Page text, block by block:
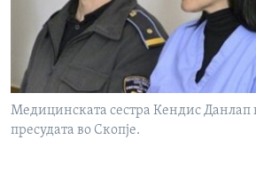
ИНТЕРВЈУА
Јазици
Медицинската сестра Кендис Данлап
пресудата во Скопје.